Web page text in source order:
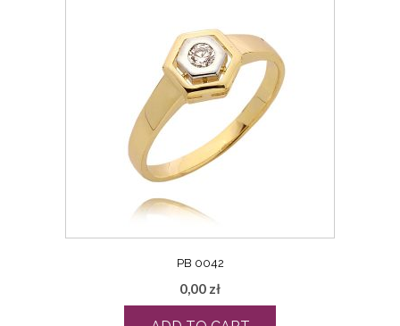
PB 0042
0,00 zł